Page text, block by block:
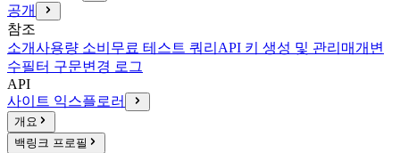
공개
참조
소개사용량 소비 무료 테스트 쿼리 API 키 생성 및 관리 매개변
수필터 구문변경 로그
API
사이트 익스플로러
개요
백링크 프로필